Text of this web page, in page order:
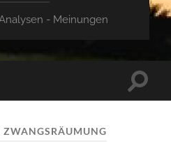
- Meinungen
ZWANGSRÄUMUNG